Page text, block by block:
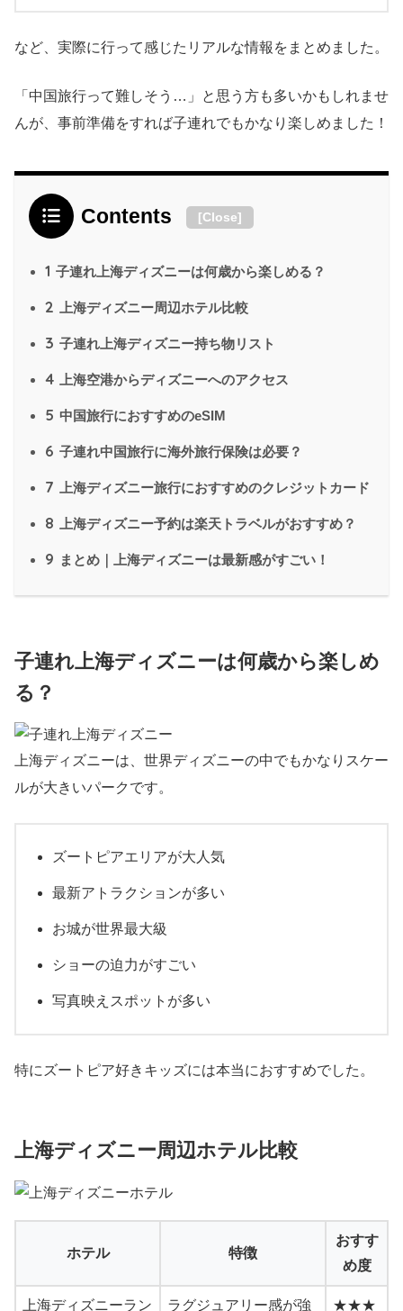
など、実際に行って感じたリアルな情報をまとめました。
「中国旅行って難しそう…」と思う方も多いかもしれませ
んが、事前準備をすれば子連れでもかなり楽しめました！
Contents [Close]
1 子連れ上海ディズニーは何歳から楽しめる？
2 上海ディズニー周辺ホテル比較
3 子連れ上海ディズニー持ち物リスト
4 上海空港からディズニーへのアクセス
5 中国旅行におすすめのeSIM
6 子連れ中国旅行に海外旅行保険は必要？
7 上海ディズニー旅行におすすめのクレジットカード
8 上海ディズニー予約は楽天トラベルがおすすめ？
9 まとめ｜上海ディズニーは最新感がすごい！
子連れ上海ディズニーは何歳から楽しめ
る？
上海ディズニーは、世界ディズニーの中でもかなりスケー
ルが大きいパークです。
ズートピアエリアが大人気
最新アトラクションが多い
お城が世界最大級
ショーの迫力がすごい
写真映えスポットが多い
特にズートピア好きキッズには本当におすすめでした。
上海ディズニー周辺ホテル比較
ホテル 特徴
おすす
め度
上海ディズニーラン ラグジュアリー感が強 ★★★